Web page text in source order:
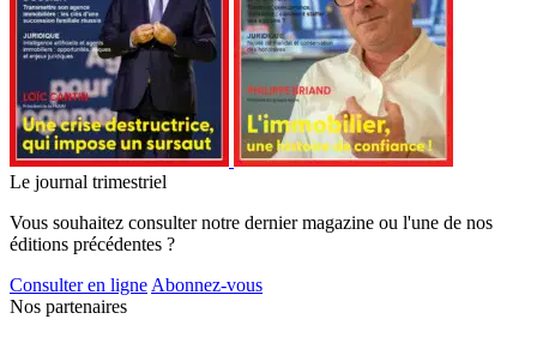
Le journal trimestriel
Vous souhaitez consulter notre dernier magazine ou l'une de nos
éditions précédentes ?
Consulter en ligne Abonnez-vous
Nos partenaires